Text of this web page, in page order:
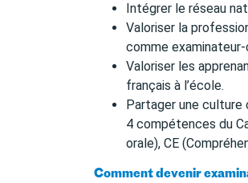
Intégrer le réseau
Valoriser la
comme
Valoriser les
français à l’école.
Partager une culture
4 compétences du
orale), CE
Comment devenir